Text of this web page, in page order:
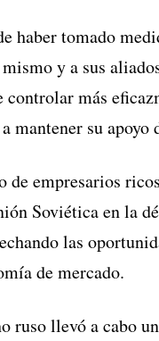
haber tomado
y a sus
más
mantener su
de empresarios
Soviética en la
las
de mercado.
ruso llevó a cabo